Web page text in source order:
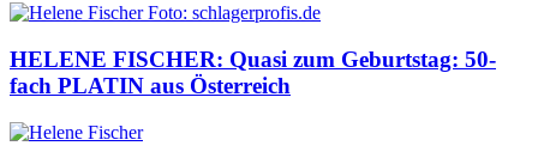
HELENE FISCHER: Quasi zum Geburtstag: 50-
fach PLATIN aus Österreich